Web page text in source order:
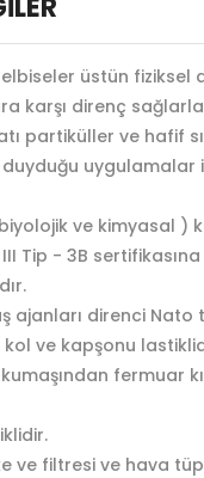
üstün fiziksel
karşı direnç
partiküller ve hafif
uygulamalar
ve kimyasal )
Tip - 3B
ajanları direnci Nato
kol ve kapşonu
fermuar
ve filtresi ve hava